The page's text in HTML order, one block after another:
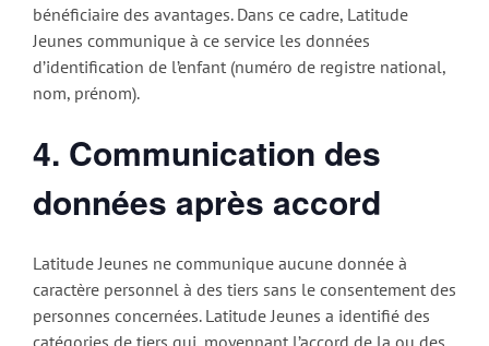
bénéficiaire des avantages. Dans ce cadre, Latitude
Jeunes communique à ce service les données
d’identification de l’enfant (numéro de registre national,
nom, prénom).
4. Communication des
données après accord
Latitude Jeunes ne communique aucune donnée à
caractère personnel à des tiers sans le consentement des
personnes concernées. Latitude Jeunes a identifié des